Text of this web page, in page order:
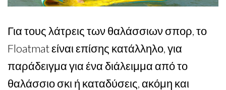
Για τους λάτρεις των θαλάσσιων σπορ, το
Floatmat είναι επίσης κατάλληλο, για
παράδειγμα για ένα διάλειμμα από το
θαλάσσιο σκι ή καταδύσεις, ακόμη και